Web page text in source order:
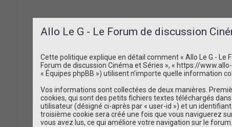
Allo Le G - Le Forum de discussion
Cette politique explique en détail comment « Allo Le G - Le
Forum de discussion Cinéma et Séries », « https://
« Équipes phpBB ») utilisent n’importe quelle information
Vos informations sont collectées de deux manières.
cookies, qui sont des petits fichiers textes téléchargés
utilisateur (désigné ci-après par « user-id ») et un
troisième cookie sera créé une fois que vous naviguerez
vous avez lus, ce qui améliore votre navigation sur le forum.